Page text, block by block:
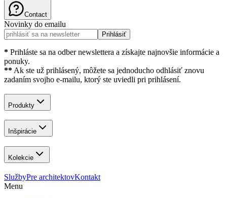
Contact
Novinky do emailu
Prihlásiť
* Prihláste sa na odber newslettera a získajte najnovšie informácie a
ponuky.
** Ak ste už prihlásený, môžete sa jednoducho odhlásiť znovu
zadaním svojho e-mailu, ktorý ste uviedli pri prihlásení.
Produkty
Inšpirácie
Kolekcie
SlužbyPre architektovKontakt
Menu